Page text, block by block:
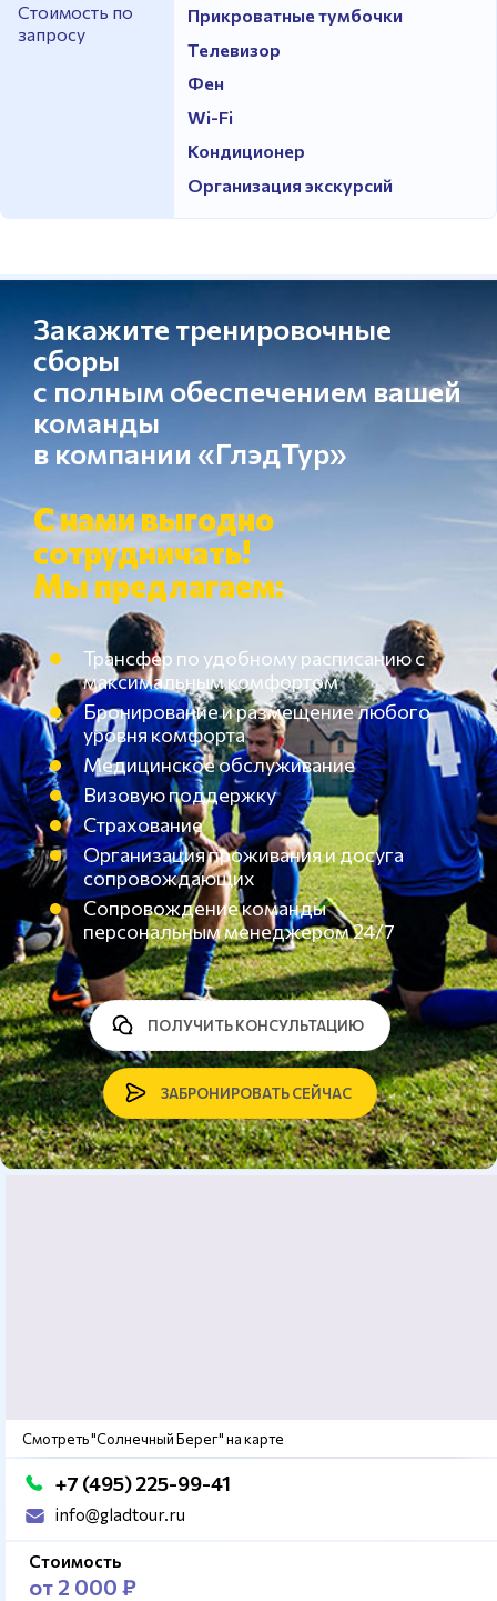
Стоимость по
запросу
Прикроватные тумбочки
Телевизор
Фен
Wi-Fi
Кондиционер
Организация экскурсий
Закажите тренировочные
сборы
с полным обеспечением вашей
команды
в компании «ГлэдТур»
С нами выгодно
сотрудничать!
Мы предлагаем:
Трансфер по удобному расписанию с
максимальным комфортом
Бронирование и размещение любого
уровня комфорта
Медицинское обслуживание
Визовую поддержку
Страхование
Организация проживания и досуга
сопровождающих
Сопровождение команды
персональным менеджером 24/7
ЗАБРОНИРОВАТЬ СЕЙЧАС
ПОЛУЧИТЬ КОНСУЛЬТАЦИЮ
Смотреть "Солнечный Берег" на карте
+7 (495) 225-99-41
info@gladtour.ru
Стоимость
от 2 000 ₽